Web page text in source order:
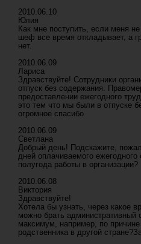
2010.06.10
Юлия
Как мне поступить, если меня не
шеф все время откладывает, а
нет.
2010.06.09
Лариса
Здравствуйте! Сотрудники
отпуск без содержания.
предоставлении ежегодного
это тем что мы были в отпуске
огромное спасибо
2010.06.09
Светлана
Добрый день! Подскажите,
дней оплачиваемого ежегодного
полугода работы в организации?
2010.06.08
Виктория
Здравствуйте!
Хотела бы узнать, через какое
можно брать административный
максимум, например, по причине
родственника в другой